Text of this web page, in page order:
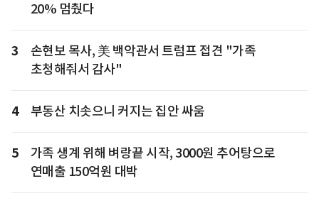
20% 멈췄다
3
손현보 목사, 美 백악관서 트럼프 접견 "가족
초청해줘서 감사"
4 부동산 치솟으니 커지는 집안 싸움
5
가족 생계 위해 벼랑끝 시작, 3000원 추어탕으로
연매출 150억원 대박